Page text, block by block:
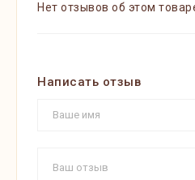
Нет отзывов об этом
Написать отзыв